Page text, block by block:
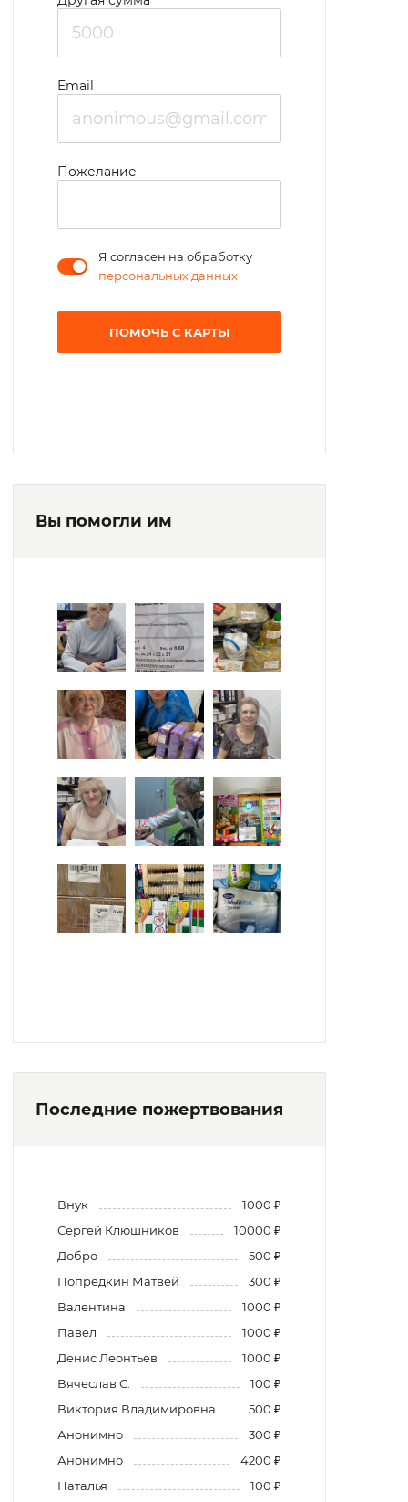
организации досуга на свежем воздухе.
Email
Пожелание
Я согласен на обработку
персональных данных
ПОМОЧЬ С КАРТЫ
Вы помогли им
Последние пожертвования
Внук
1000 ₽
Сергей Клюшников
10000 ₽
Добро
500 ₽
Попредкин Матвей
300 ₽
Валентина
1000 ₽
Павел
1000 ₽
Денис Леонтьев
1000 ₽
Вячеслав С.
100 ₽
Виктория Владимировна
500 ₽
Анонимно
300 ₽
Анонимно
4200 ₽
Наталья
100 ₽